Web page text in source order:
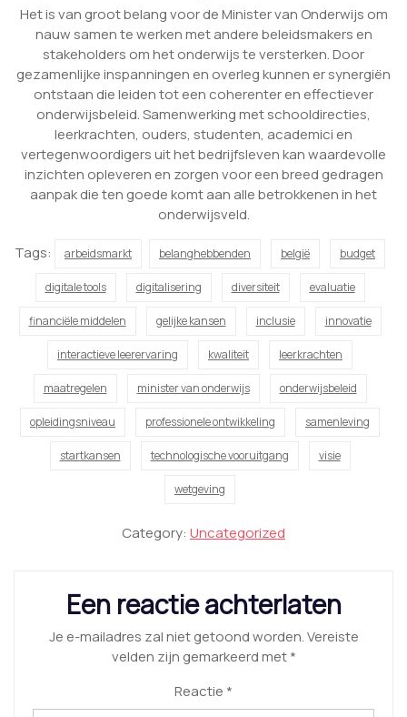
Het is van groot belang voor de Minister van Onderwijs om
nauw samen te werken met andere beleidsmakers en
stakeholders om het onderwijs te versterken. Door
gezamenlijke inspanningen en overleg kunnen er synergiën
ontstaan die leiden tot een coherenter en effectiever
onderwijsbeleid. Samenwerking met schooldirecties,
leerkrachten, ouders, studenten, academici en
vertegenwoordigers uit het bedrijfsleven kan waardevolle
inzichten opleveren en zorgen voor een breed gedragen
aanpak die ten goede komt aan alle betrokkenen in het
onderwijsveld.
Tags:
arbeidsmarkt belanghebbenden belgië budget
digitale tools digitalisering diversiteit evaluatie
financiële middelen gelijke kansen inclusie innovatie
interactieve leerervaring kwaliteit leerkrachten
maatregelen minister van onderwijs onderwijsbeleid
opleidingsniveau professionele ontwikkeling samenleving
startkansen technologische vooruitgang visie
wetgeving
Category: Uncategorized
Een reactie achterlaten
Je e-mailadres zal niet getoond worden.Vereiste
velden zijn gemarkeerd met*
Reactie *